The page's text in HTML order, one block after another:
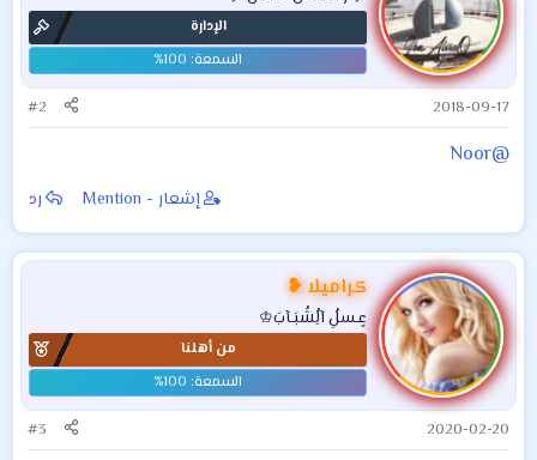
ع
ل
ا
ت
:
الإدارة
2018-09-17
#2
@Noor
إشعار - Mention رد
كراميلا ❥
عٍـسلُِ آلُِشُبَـآبَ♔
من أهلنا
2020-02-20
#3